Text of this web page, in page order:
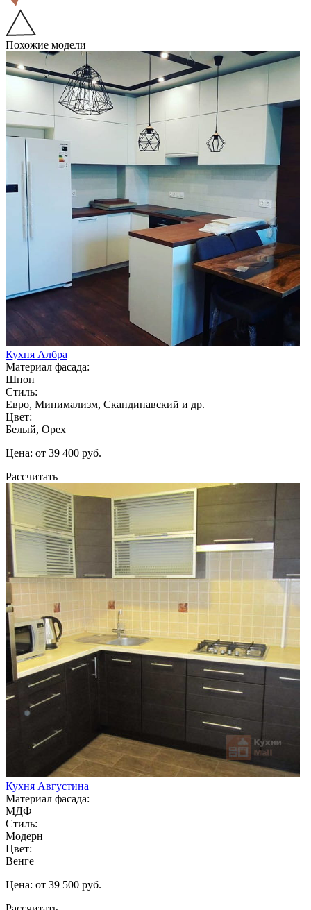
Похожие модели
Кухня Албра
Материал фасада:
Шпон
Стиль:
Евро, Минимализм, Скандинавский и др.
Цвет:
Белый, Орех
Цена: от 39 400 руб.
Рассчитать
Кухня Августина
Материал фасада:
МДФ
Стиль:
Модерн
Цвет:
Венге
Цена: от 39 500 руб.